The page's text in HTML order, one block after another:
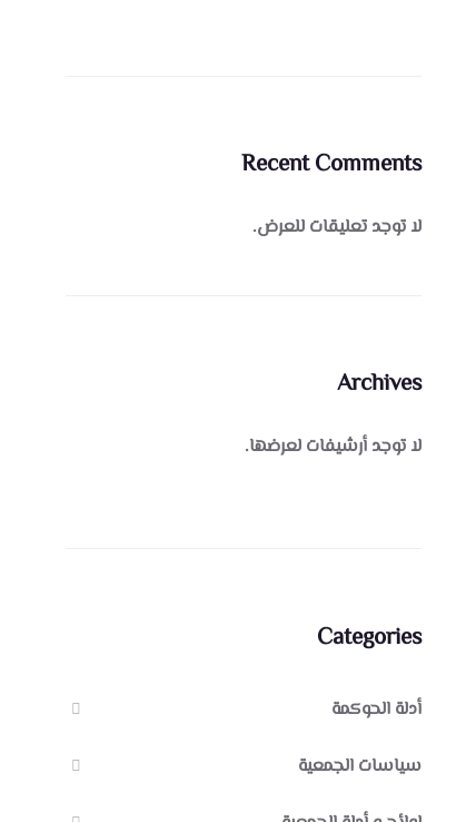
Recent Comments
لا توجد تعليقات للعرض.
Archives
لا توجد أرشيفات لعرضها.
Categories
أدلة الحوكمة
سياسات الجمعية